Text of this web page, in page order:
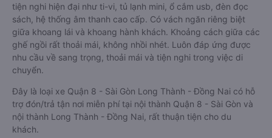
tiện nghi hiện đại như ti-vi, tủ lạnh mini, ổ cắm usb, đèn đọc
sách, hệ thống âm thanh cao cấp. Có vách ngăn riêng biệt
giữa khoang lái và khoang hành khách. Khoảng cách giữa các
ghế ngồi rất thoải mái, không nhồi nhét. Luôn đáp ứng được
nhu cầu về sang trọng, thoải mái và tiện nghi trong việc di
chuyển.
Đây là loại xe Quận 8 - Sài Gòn Long Thành - Đồng Nai có hỗ
trợ đón/trả tận nơi miễn phí tại nội thành Quận 8 - Sài Gòn và
nội thành Long Thành - Đồng Nai, rất thuận tiện cho du
khách.